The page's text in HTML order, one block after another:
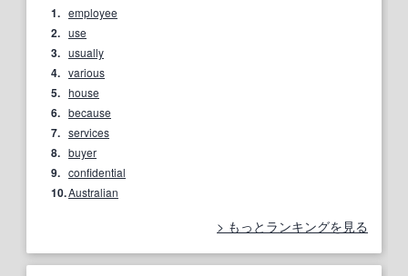
1. employee
2. use
3. usually
4. various
5. house
6. because
7. services
8. buyer
9. confidential
10.Australian
もっとランキングを見る